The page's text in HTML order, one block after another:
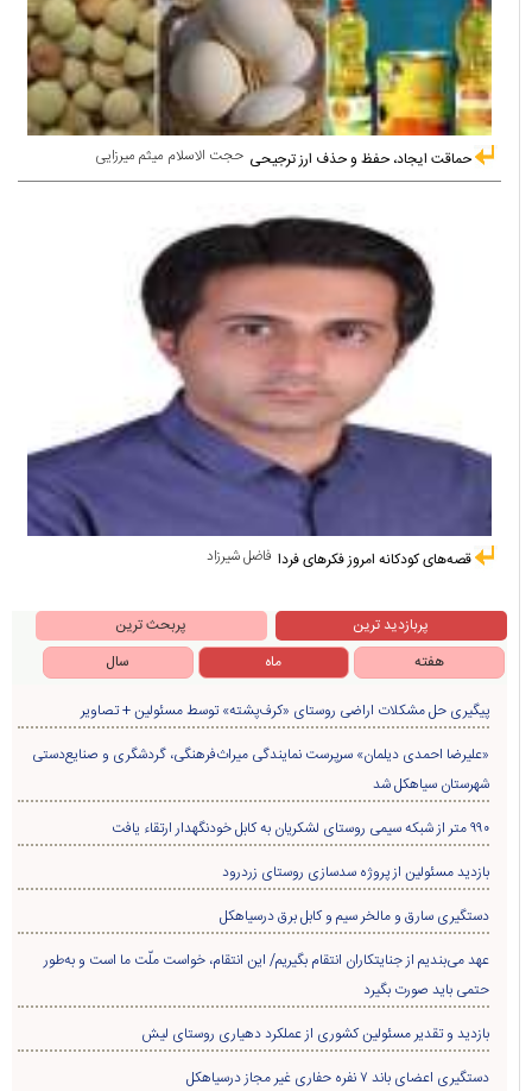
حجت الاسلام میثم میرزایی حماقت ایجاد، حفظ و حذف ارز ترجیحی
فاضل شیرزاد قصه‌های کودکانه امروز فکرهای فردا
پربازدید ترین
پربحث ترین
هفته
ماه سال
پیگیری حل مشکلات اراضی روستای «کرف‌پشته» توسط مسئولین + تصاویر
«علیرضا احمدی دیلمان» سرپرست نمایندگی میراث‌فرهنگی، گردشگری و صنایع‌دستی
شهرستان سیاهکل شد
۹۹۰ متر از شبکه سیمی روستای لشکریان به کابل خودنگهدار ارتقاء یافت
بازدید مسئولین از پروژه سدسازی روستای زردرود
دستگیری سارق و مالخر سیم و کابل برق درسیاهکل
عهد می‌بندیم از جنایتکاران انتقام بگیریم/ این انتقام، خواست ملّت ما است و به‌طور
حتمی باید صورت بگیرد
بازدید و تقدیر مسئولین کشوری از عملکرد دهیاری روستای لیش
دستگیری اعضای باند ۷ نفره حفاری غير مجاز درسیاهکل